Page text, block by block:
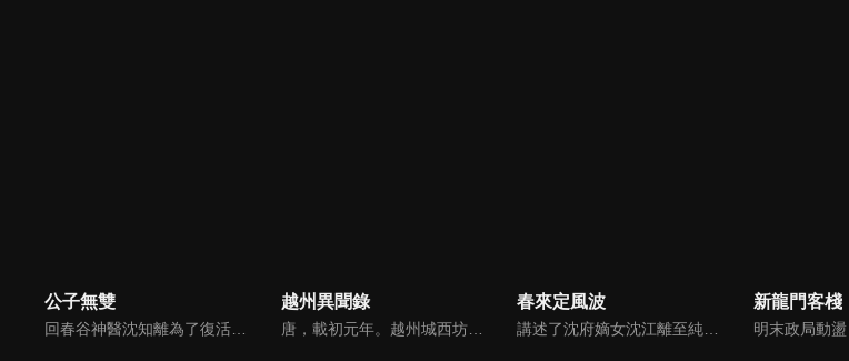
公子無雙
回春谷神醫沈知離為了復活師父出谷尋找藥引，卻意外和十二夜公子蘇沉澈綁定生死進入時間迴圈。沈知離把蘇沉澈帶在身邊，他們一起探明月宮，赴武林大會，闖南疆，經歷了一系列生死冒險。沈知離成功集齊藥引，卻發現背後另有陰謀，她與蘇沉澈聯手打破時間迴圈魔咒，成功阻止反派計畫。
越州異聞錄
唐，載初元年。越州城西坊出現一起好似招鬼儀式的詭異自殺案，越府少尹司文調查後發現死者是自己深愛過的女人——曾風靡一時的“花魁”柳招娣。從命案開始的七日起，棄嬰化作鬼魅山神進行了一場蓄謀已久的報復……
春來定風波
講述了沈府嫡女沈江離至純至善，成婚夜被設計與二少主陸景明有夫妻之實，還遭陷害禁足祠堂。分娩遇難被救後兒子焱焱卻有頑疾，藥只有陸家有，沈江離為救子重回陸府。她打臉刁難者，揭開當年被陷害的陰謀，也解開與陸景明的誤會，焱焱則神助攻兩人破鏡重圓。
新龍門客棧